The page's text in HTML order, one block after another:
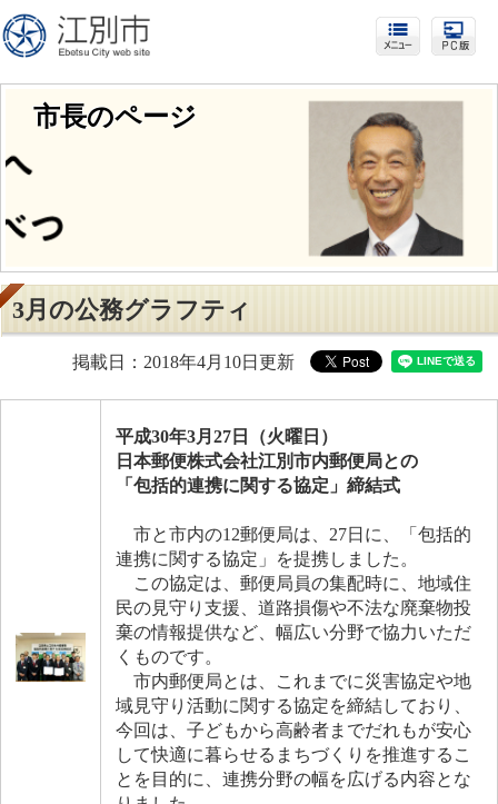
市長のページ
3月の公務グラフティ
掲載日：2018年4月10日更新
平成30年3月27日（火曜日）
日本郵便株式会社江別市内郵便局との
「 包括的連携に関する協定」締結式
市と市内の12郵便局は、27日に、「包括的
連携に関する協定」を提携しました。
この協定は、郵便局員の集配時に、地域住
民の見守り支援、道路損傷や不法な廃棄物投
棄の情報提供など、幅広い分野で協力いただ
くものです。
市内郵便局とは、これまでに災害協定や地
域見守り活動に関する協定を締結しており、
今回は、子どもから高齢者までだれもが安心
して快適に暮らせるまちづくりを推進するこ
とを目的に、連携分野の幅を広げる内容とな